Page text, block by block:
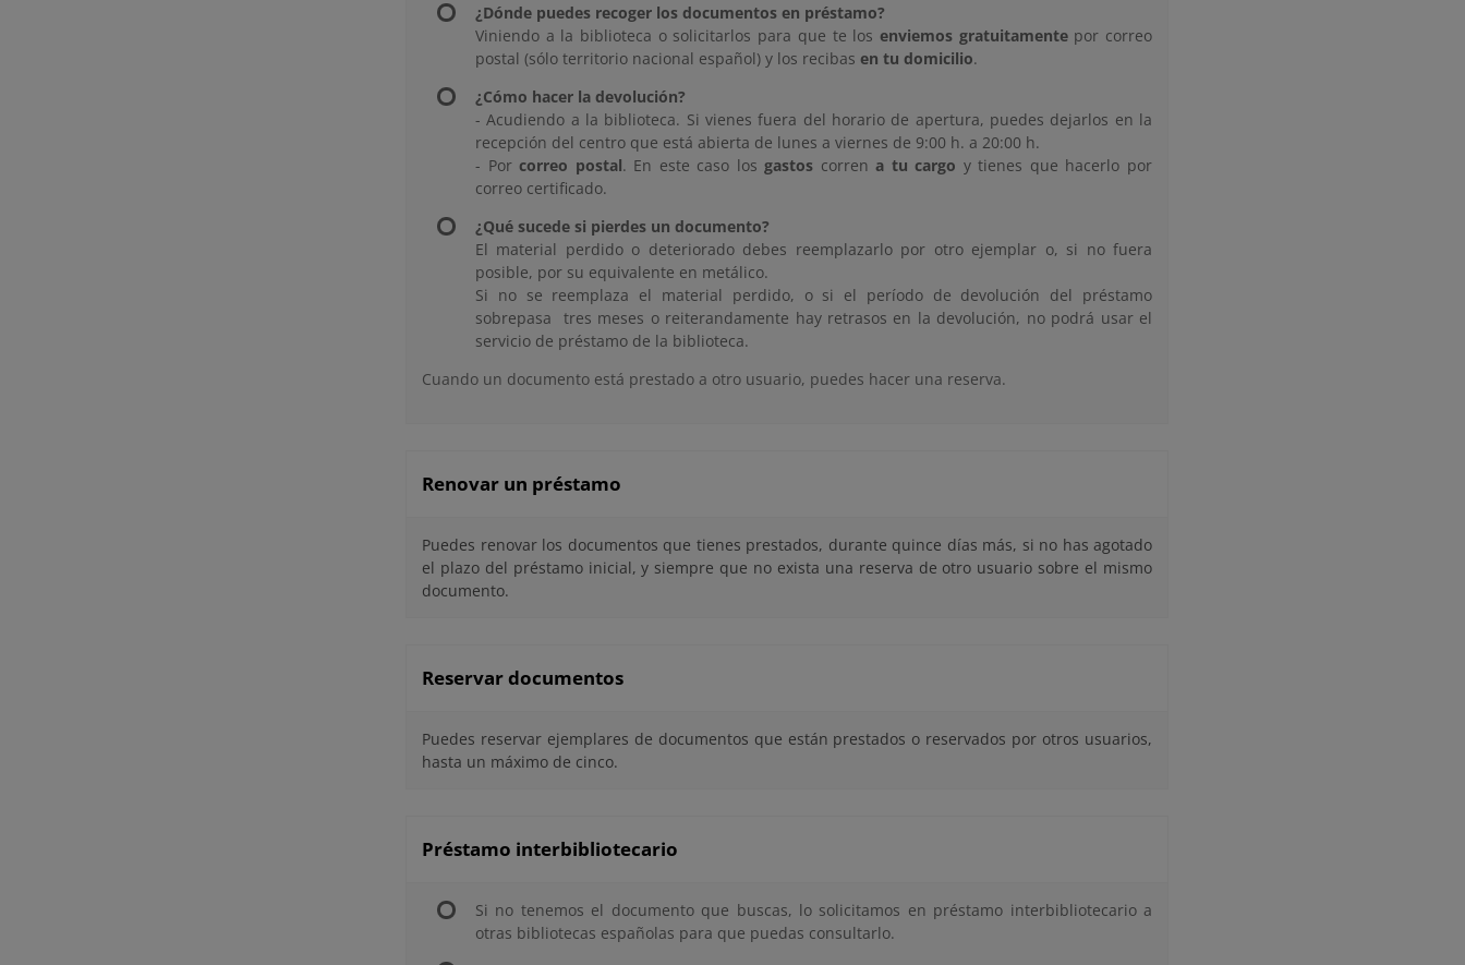
¿Dónde puedes recoger los documentos en préstamo?
Viniendo a la biblioteca o solicitarlos para que te los enviemos gratuitamentepor correo
postal (sólo territorio nacional español) y los recibas en tu domicilio.
¿Cómo hacer la devolución?
- Acudiendo a la biblioteca. Si vienes fuera del horario de apertura, puedes dejarlos en la
recepción del centro que está abierta de lunes a viernes de 9:00 h. a 20:00 h.
- Porcorreo postal. En este caso losgastos correna tu cargo y tienes que hacerlo por
correo certificado.
¿Qué sucede si pierdes un documento?
El material perdido o deteriorado debes reemplazarlo por otro ejemplar o, si no fuera
posible, por su equivalente en metálico.
Si no se reemplaza el material perdido, o si el período de devolución del préstamo
sobrepasa tres meses o reiterandamente hay retrasos en la devolución, no podrá usar el
servicio de préstamo de la biblioteca.
Cuando un documento está prestado a otro usuario, puedes hacer una reserva.
Renovar un préstamo
Puedes renovar los documentos que tienes prestados, durante quince días más, si no has agotado
el plazo del préstamo inicial, y siempre que no exista una reserva de otro usuario sobre el mismo
documento.
Reservar documentos
Puedes reservar ejemplares de documentos que están prestados o reservados por otros usuarios,
hasta un máximo de cinco.
Préstamo interbibliotecario
Si no tenemos el documento que buscas, lo solicitamos en préstamo interbibliotecario a
otras bibliotecas españolas para que puedas consultarlo.